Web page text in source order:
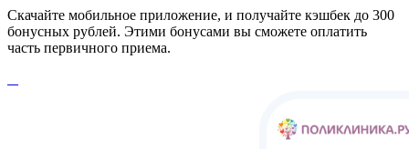
Скачайте мобильное приложение, и получайте кэшбек до 300
бонусных рублей. Этими бонусами вы сможете оплатить
часть первичного приема.